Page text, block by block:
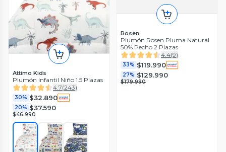
Attimo Kids
Plumón Infantil Niño 1.5 Plazas
4.7(243)
30% $32.890
20% $37.590
$46.990
Rosen
Plumón Rosen Pluma Natural
50% Pecho 2 Plazas
4.4(9)
33% $119.990
27% $129.990
$179.990